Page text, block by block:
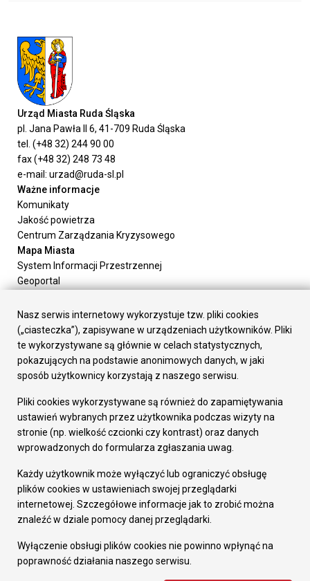
Urząd Miasta Ruda Śląska
pl. Jana Pawła II 6, 41-709 Ruda Śląska
tel. (+48 32) 244 90 00
fax (+48 32) 248 73 48
e-mail: urzad@ruda-sl.pl
Ważne informacje
Komunikaty
Jakość powietrza
Centrum Zarządzania Kryzysowego
Mapa Miasta
System Informacji Przestrzennej
Geoportal
Załatw sprawę
Prezydent Miasta
Rada Miasta
Wydziały
Elektroniczna Skrzynka Podawcza
Gospodarka
Fundusze europejskie
Środki krajowe
Oferty inwestycyjne
Pozostałe
Deklaracja dostępności
Dane osobowe
Dodaj opinię o witrynie
Nasz serwis internetowy wykorzystuje tzw. pliki cookies
(„ciasteczka”), zapisywane w urządzeniach użytkowników. Pliki
te wykorzystywane są głównie w celach statystycznych,
pokazujących na podstawie anonimowych danych, w jaki
sposób użytkownicy korzystają z naszego serwisu.
Pliki cookies wykorzystywane są również do zapamiętywania
ustawień wybranych przez użytkownika podczas wizyty na
stronie (np. wielkość czcionki czy kontrast) oraz danych
wprowadzonych do formularza zgłaszania uwag.
Każdy użytkownik może wyłączyć lub ograniczyć obsługę
plików cookies w ustawieniach swojej przeglądarki
internetowej. Szczegółowe informacje jak to zrobić można
znaleźć w dziale pomocy danej przeglądarki.
Wyłączenie obsługi plików cookies nie powinno wpłynąć na
poprawność działania naszego serwisu.